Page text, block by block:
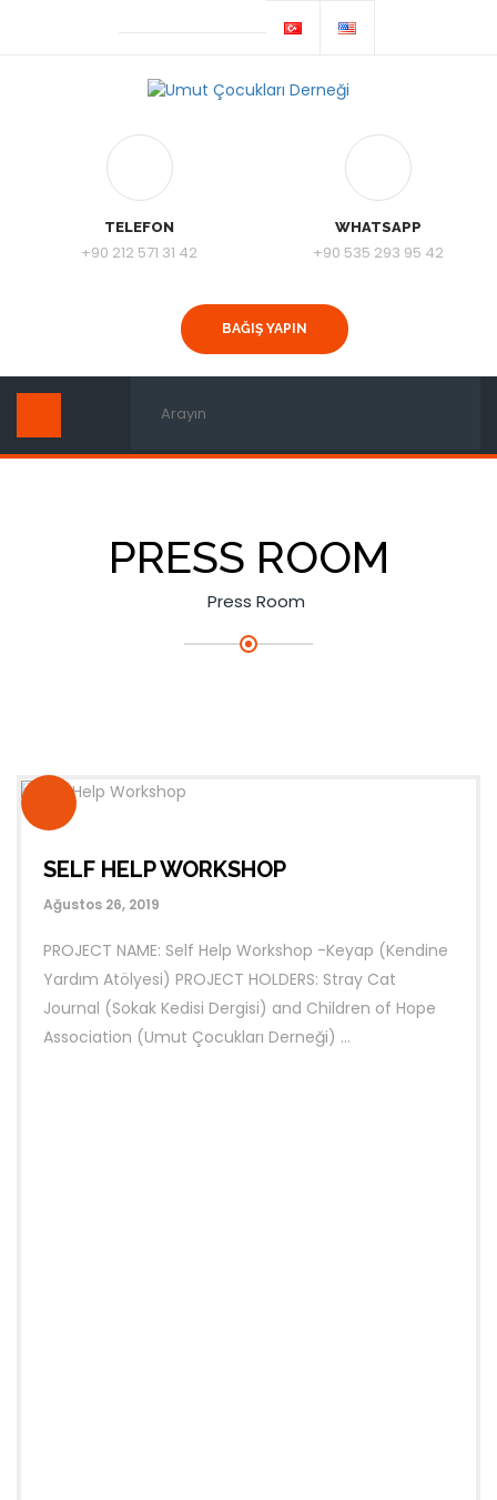
TELEFON
+90 212 571 31 42
WHATSAPP
+90 535 293 95 42
BAĞIŞ YAPIN
PRESS ROOM
Press Room
SELF HELP WORKSHOP
Ağustos 26, 2019
PROJECT NAME: Self Help Workshop -Keyap (Kendine
Yardım Atölyesi) PROJECT HOLDERS: Stray Cat
Journal (Sokak Kedisi Dergisi) and Children of Hope
Association (Umut Çocukları Derneği) ...